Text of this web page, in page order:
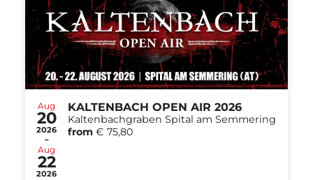
Aug
20
2026
-
Aug
22
2026
KALTENBACH OPEN AIR 2026
Kaltenbachgraben Spital am Semmering
from € 75,80